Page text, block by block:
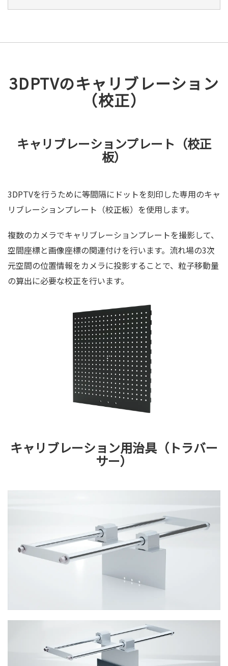
3DPTVのキャリブレーション
（校正）
キャリブレーションプレート（校正
板）
3DPTVを行うために等間隔にドットを刻印した専用のキャ
リブレーションプレート（校正板）を使用します。
複数のカメラでキャリブレーションプレートを撮影して、
空間座標と画像座標の関連付けを行います。流れ場の3次
元空間の位置情報をカメラに投影することで、粒子移動量
の算出に必要な校正を行います。
キャリブレーション用治具（トラバー
サー）